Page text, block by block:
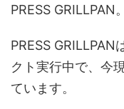
PRESS GRILLPAN。
PRESS
クト実行中で、今
ています。